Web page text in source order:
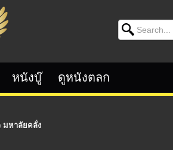
Search for:
หนังบู๊ ดูหนังตลก
มหาลัยคลั่ง